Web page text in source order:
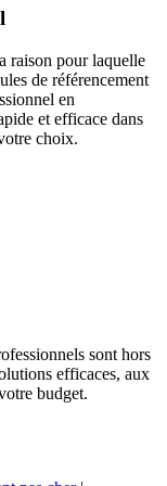
raison pour laquelle
de référencement
en
et efficace dans
choix.
sont hors
efficaces, aux
budget.